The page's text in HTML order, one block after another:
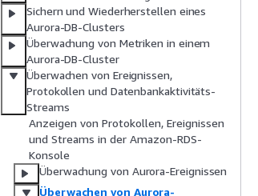
Sichern und Wiederherstellen eines
Aurora-DB-Clusters
Überwachung von Metriken in einem
Aurora-DB-Cluster
Überwachen von Ereignissen,
Protokollen und Datenbankaktivitäts-
Streams
Anzeigen von Protokollen, Ereignissen
und Streams in der Amazon-RDS-
Konsole
Überwachung von Aurora-Ereignissen
Überwachen von Aurora-